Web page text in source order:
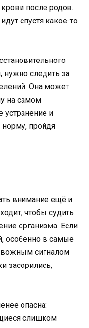
после родов.
спустя какое-то
нужно следить за
Она может
на самом
устранение и
норму, пройдя
внимание ещё и
чтобы судить
организма. Если
особенно в самые
сигналом
засорились,
опасна:
слишком